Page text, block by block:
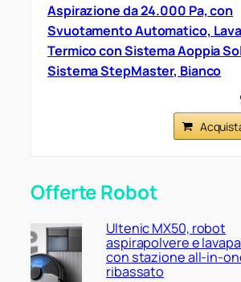
Aspirazione da 24.000 Pa, con
Svuotamento Automatico,
Termico con Sistema Aoppia
Sistema StepMaster, Bianco
Offerte Robot
Ultenic MX50, robot
aspirapolvere e
con stazione all-in-
ribassato